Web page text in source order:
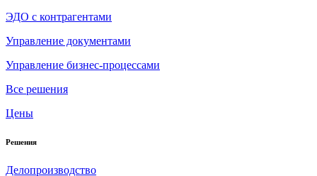
ЭДО с контрагентами
Управление документами
Управление бизнес-процессами
Все решения
Цены
Решения
Делопроизводство